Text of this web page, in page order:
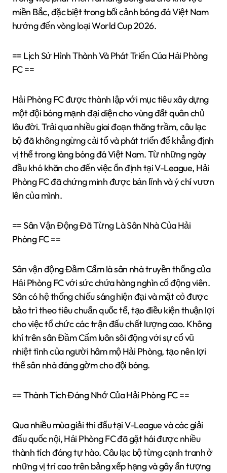
miền Bắc, đặc biệt trong bối cảnh bóng đá Việt Nam
hướng đến vòng loại World Cup 2026.
== Lịch Sử Hình Thành Và Phát Triển Của Hải Phòng
FC ==
Hải Phòng FC được thành lập với mục tiêu xây dựng
một đội bóng mạnh đại diện cho vùng đất quân chủ
lâu đời. Trải qua nhiều giai đoạn thăng trầm, câu lạc
bộ đã không ngừng cải tổ và phát triển để khẳng định
vị thế trong làng bóng đá Việt Nam. Từ những ngày
đầu khó khăn cho đến việc ổn định tại V-League, Hải
Phòng FC đã chứng minh được bản lĩnh và ý chí vươn
lên của mình.
== Sân Vận Động Đã Từng Là Sân Nhà Của Hải
Phòng FC ==
Sân vận động Đầm Cấm là sân nhà truyền thống của
Hải Phòng FC với sức chứa hàng nghìn cổ động viên.
Sân có hệ thống chiếu sáng hiện đại và mặt cỏ được
bảo trì theo tiêu chuẩn quốc tế, tạo điều kiện thuận lợi
cho việc tổ chức các trận đấu chất lượng cao. Không
khí trên sân Đầm Cấm luôn sôi động với sự cổ vũ
nhiệt tình của người hâm mộ Hải Phòng, tạo nên lợi
thế sân nhà đáng gờm cho đội bóng.
== Thành Tích Đáng Nhớ Của Hải Phòng FC ==
Qua nhiều mùa giải thi đấu tại V-League và các giải
đấu quốc nội, Hải Phòng FC đã gặt hái được nhiều
thành tích đáng tự hào. Câu lạc bộ từng cạnh tranh ở
những vị trí cao trên bảng xếp hạng và gây ấn tượng